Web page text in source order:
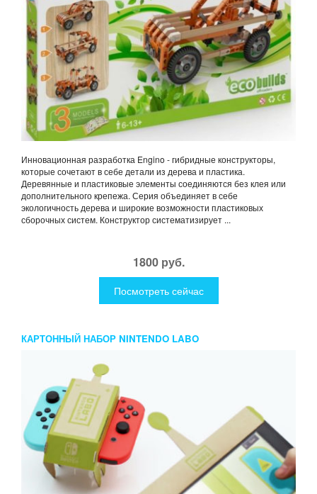
Инновационная разработка Engino - гибридные конструкторы,
которые сочетают в себе детали из дерева и пластика.
Деревянные и пластиковые элементы соединяются без клея или
дополнительного крепежа. Серия объединяет в себе
экологичность дерева и широкие возможности пластиковых
сборочных систем. Конструктор систематизирует ...
1800 руб.
Посмотреть сейчас
КАРТОННЫЙ НАБОР NINTENDO LABO